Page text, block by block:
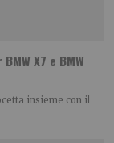
X7 e BMW
insieme con il